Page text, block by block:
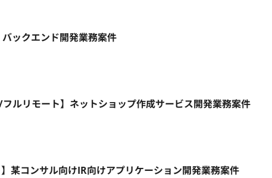
ックエンド開発業務案件
ルリモート】ネットショップ作成サービス開発業務案件
某コンサル向けIR向けアプリケーション開発業務案件